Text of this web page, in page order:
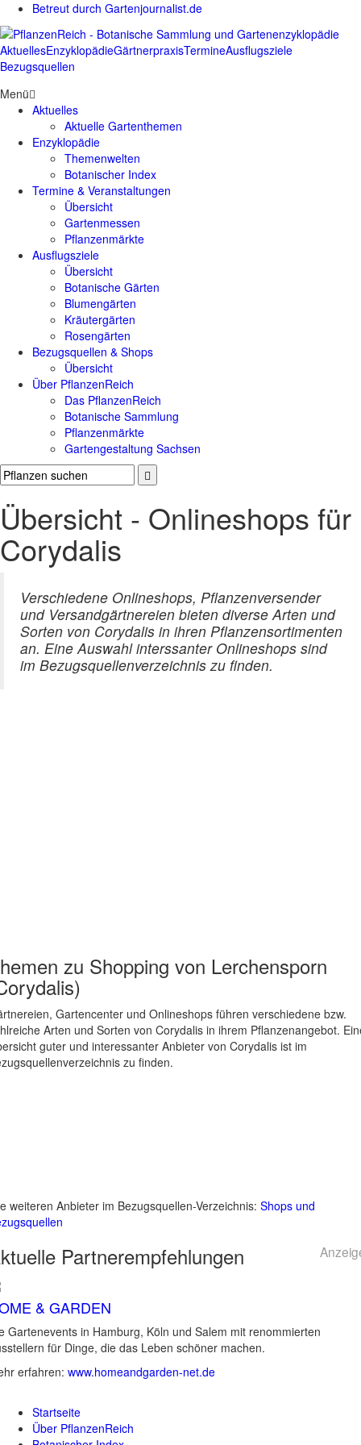
Betreut durch Gartenjournalist.de
AktuellesEnzyklopädieGärtnerpraxisTermineAusflugsziele
Bezugsquellen
Menü
Aktuelles
Aktuelle Gartenthemen
Enzyklopädie
Themenwelten
Botanischer Index
Termine & Veranstaltungen
Übersicht
Gartenmessen
Pflanzenmärkte
Ausflugsziele
Übersicht
Botanische Gärten
Blumengärten
Kräutergärten
Rosengärten
Bezugsquellen & Shops
Übersicht
Über PflanzenReich
Das PflanzenReich
Botanische Sammlung
Pflanzenmärkte
Gartengestaltung Sachsen
Übersicht - Onlineshops für
Corydalis
Verschiedene Onlineshops, Pflanzenversender
und Versandgärtnereien bieten diverse Arten und
Sorten von Corydalis in ihren Pflanzensortimenten
an. Eine Auswahl interssanter Onlineshops sind
im Bezugsquellenverzeichnis zu finden.
zu Shopping von Lerchensporn
Gartencenter und Onlineshops führen verschiedene bzw.
Arten und Sorten von Corydalis in ihrem Pflanzenangebot.
guter und interessanter Anbieter von Corydalis ist im
zu finden.
weiteren Anbieter im Bezugsquellen-Verzeichnis: Shops und
Partnerempfehlungen
& GARDEN
Gartenevents in Hamburg, Köln und Salem mit renommierten
für Dinge, die das Leben schöner machen.
erfahren: www.homeandgarden-net.de
Startseite
Über PflanzenReich